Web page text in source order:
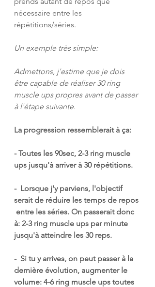
nécessaire entre les
répétitions/séries.
Un exemple très simple:
Admettons, j'estime que je dois
être capable de réaliser 30 ring
muscle ups propres avant de passer
à l'étape suivante.
La progression ressemblerait à ça:
- Toutes les 90sec, 2-3 ring muscle
ups jusqu'à arriver à 30 répétitions.
-  Lorsque j'y parviens, l'objectif
serait de réduire les temps de repos
entre les séries. On passerait donc
à: 2-3 ring muscle ups par minute
jusqu'à atteindre les 30 reps.
-  Si tu y arrives, on peut passer à la
dernière évolution, augmenter le
volume: 4-6 ring muscle ups toutes